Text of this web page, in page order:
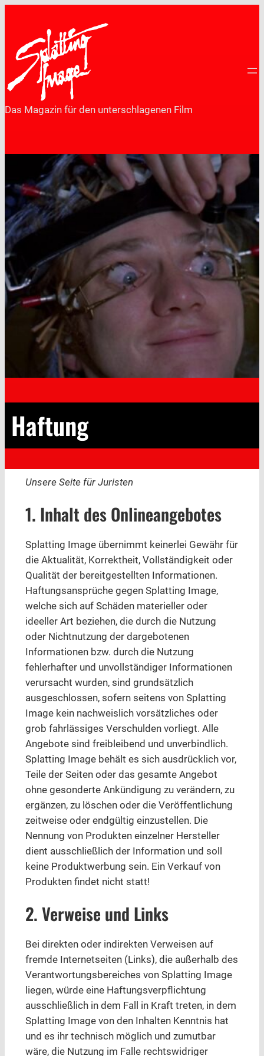
springen
Das Magazin für den unterschlagenen Film
Haftung
Unsere Seite für Juristen
1. Inhalt des Onlineangebotes
Splatting Image übernimmt keinerlei Gewähr für
die Aktualität, Korrektheit, Vollständigkeit oder
Qualität der bereitgestellten Informationen.
Haftungsansprüche gegen Splatting Image,
welche sich auf Schäden materieller oder
ideeller Art beziehen, die durch die Nutzung
oder Nichtnutzung der dargebotenen
Informationen bzw. durch die Nutzung
fehlerhafter und unvollständiger Informationen
verursacht wurden, sind grundsätzlich
ausgeschlossen, sofern seitens von Splatting
Image kein nachweislich vorsätzliches oder
grob fahrlässiges Verschulden vorliegt. Alle
Angebote sind freibleibend und unverbindlich.
Splatting Image behält es sich ausdrücklich vor,
Teile der Seiten oder das gesamte Angebot
ohne gesonderte Ankündigung zu verändern, zu
ergänzen, zu löschen oder die Veröffentlichung
zeitweise oder endgültig einzustellen. Die
Nennung von Produkten einzelner Hersteller
dient ausschließlich der Information und soll
keine Produktwerbung sein. Ein Verkauf von
Produkten findet nicht statt!
2. Verweise und Links
Bei direkten oder indirekten Verweisen auf
fremde Internetseiten (Links), die außerhalb des
Verantwortungsbereiches von Splatting Image
liegen, würde eine Haftungsverpflichtung
ausschließlich in dem Fall in Kraft treten, in dem
Splatting Image von den Inhalten Kenntnis hat
und es ihr technisch möglich und zumutbar
wäre, die Nutzung im Falle rechtswidriger